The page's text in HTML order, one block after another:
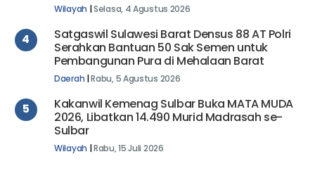
Wilayah |Selasa, 4 Agustus 2026
4
Satgaswil Sulawesi Barat Densus 88 AT Polri
Serahkan Bantuan 50 Sak Semen untuk
Pembangunan Pura di Mehalaan Barat
Daerah |Rabu, 5 Agustus 2026
5
Kakanwil Kemenag Sulbar Buka MATA MUDA
2026, Libatkan 14.490 Murid Madrasah se-
Sulbar
Wilayah |Rabu, 15 Juli 2026